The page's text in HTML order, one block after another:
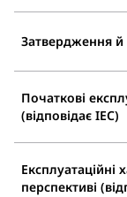
Затвердження й
Початкові
(відповідає IEC)
Експлуатаційні
перспективі